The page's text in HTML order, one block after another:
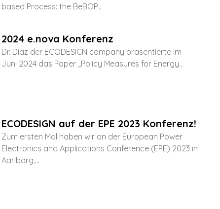
based Process: the BeBOP...
2024 e.nova Konferenz
Dr. Díaz der ECODESIGN company präsentierte im
Juni 2024 das Paper „Policy Measures for Energy...
ECODESIGN auf der EPE 2023 Konferenz!
Zum ersten Mal haben wir an der European Power
Electronics and Applications Conference (EPE) 2023 in
Aarlborg,...